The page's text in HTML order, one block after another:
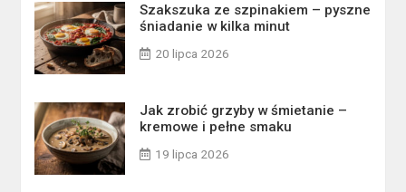
Szakszuka ze szpinakiem – pyszne
śniadanie w kilka minut
20 lipca 2026
Jak zrobić grzyby w śmietanie –
kremowe i pełne smaku
19 lipca 2026